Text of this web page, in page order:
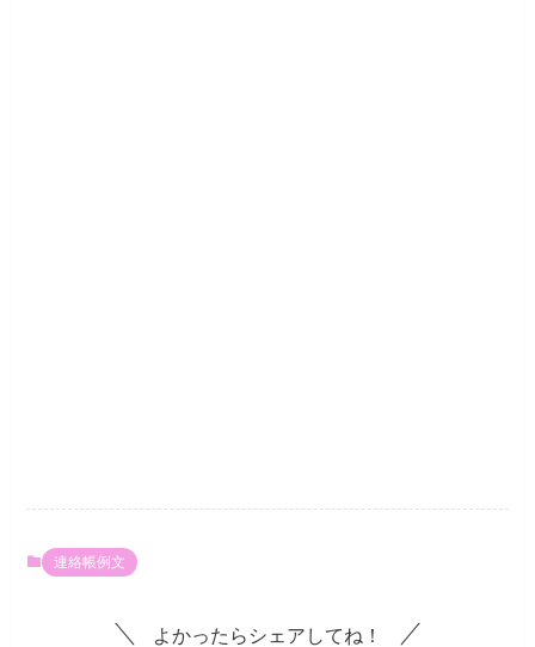
連絡帳例文
よかったらシェアしてね！